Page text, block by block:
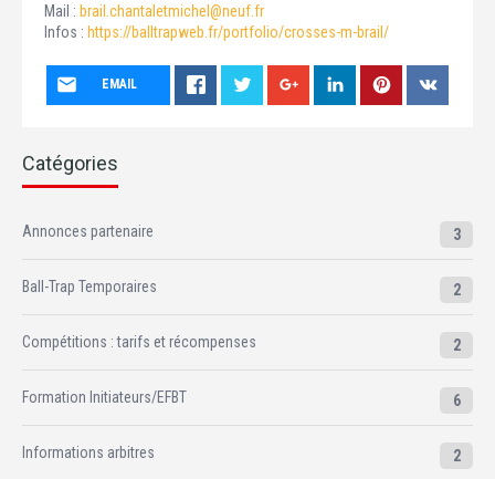
Mail : brail.chantaletmichel@neuf.fr
Infos : https://balltrapweb.fr/portfolio/crosses-m-brail/
EMAIL
Catégories
Annonces partenaire 3
Ball-Trap Temporaires 2
Compétitions : tarifs et récompenses 2
Formation Initiateurs/EFBT 6
Informations arbitres 2